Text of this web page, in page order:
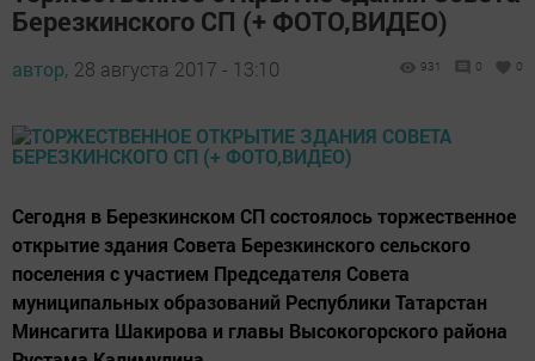
Березкинского СП (+ ФОТО,ВИДЕО)
автор, 28 августа 2017 - 13:10 931 0 0
Сегодня в Березкинском СП состоялось торжественное
открытие здания Совета Березкинского сельского
поселения с участием Председателя Совета
муниципальных образований Республики Татарстан
Минсагита Шакирова и главы Высокогорского района